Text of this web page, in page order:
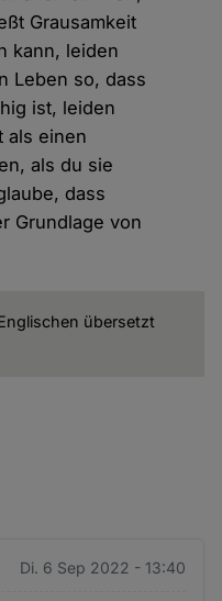
Grausamkeit
kann, leiden
Leben so, dass
ist, leiden
als einen
als du sie
dass
Grundlage von
übersetzt
Di. 6 Sep 2022 - 13:40